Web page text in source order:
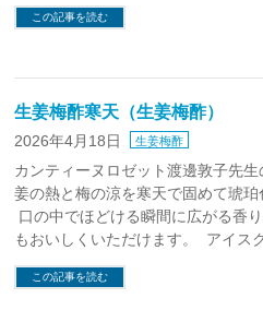
この記事を読む
生姜梅酢寒天（生姜梅酢）
2026年4月18日 生姜梅酢
カンティーヌロゼット渡邊敦子先
姜の熱と梅の涼を寒天で固めて琥珀
口の中でほどける瞬間に広がる香
もおいしくいただけます。 アイス
この記事を読む